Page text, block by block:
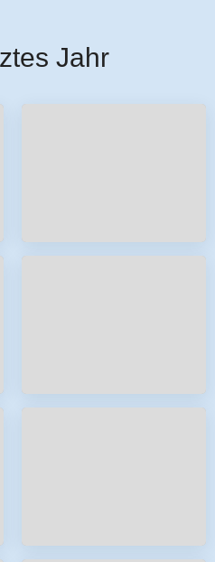
Jahr